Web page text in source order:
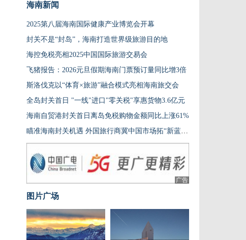
海南新闻
2025第八届海南国际健康产业博览会开幕
封关不是“封岛”，海南打造世界级旅游目的地
海控免税亮相2025中国国际旅游交易会
飞猪报告：2026元旦假期海南门票预订量同比增3倍
斯洛伐克以“体育×旅游”融合模式亮相海南旅交会
全岛封关首日 "一线"进口"零关税"享惠货物3.6亿元
海南自贸港封关首日离岛免税购物金额同比上涨61%
瞄准海南封关机遇 外国旅行商冀中国市场拓“新蓝海”
广告
图片广场